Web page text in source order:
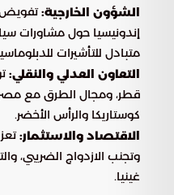
الشؤون الخارجية:تفويض
إندونيسيا حول مشاورات
متبادل للتأشيرات
التعاون العدلي والنقلي:
قطر، ومجال الطرق مع
كوستاريكا والرأس الأخضر.
الاقتصاد والاستثمار:
وتجنب الازدواج الضريبي،
غينيا.